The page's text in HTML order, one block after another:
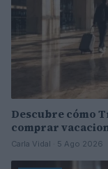
Descubre cómo
comprar
Carla Vidal · 5 Ago 2026